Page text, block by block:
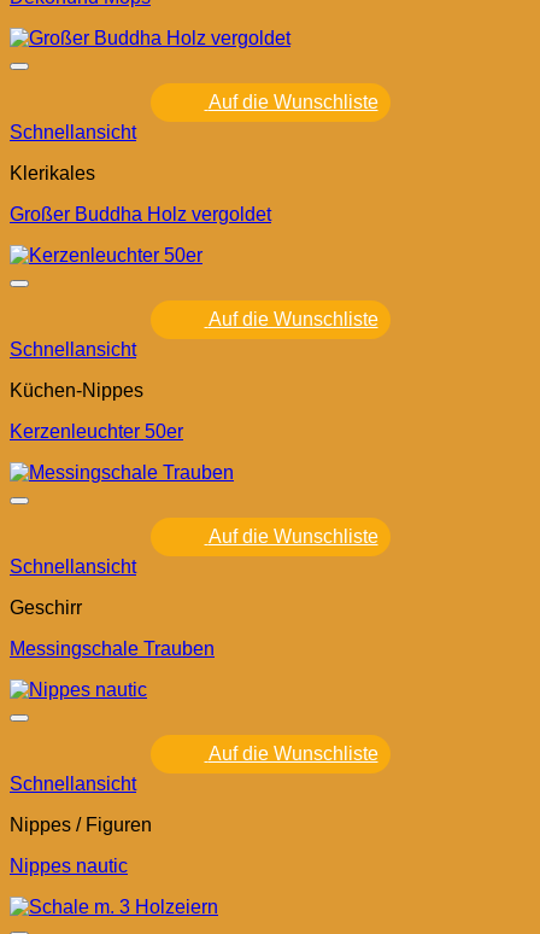
Auf die Wunschliste
Schnellansicht
Klerikales
Großer Buddha Holz vergoldet
Auf die Wunschliste
Schnellansicht
Küchen-Nippes
Kerzenleuchter 50er
Auf die Wunschliste
Schnellansicht
Geschirr
Messingschale Trauben
Auf die Wunschliste
Schnellansicht
Nippes / Figuren
Nippes nautic